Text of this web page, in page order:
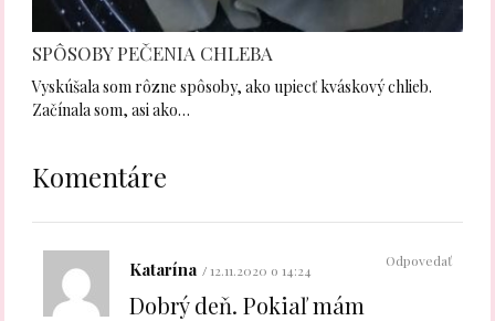
SPÔSOBY PEČENIA CHLEBA
Vyskúšala som rôzne spôsoby, ako upiecť kváskový chlieb.
Začínala som, asi ako…
Komentáre
Katarína 12.11.2020 o 14:24
Dobrý deň. Pokiaľ mám
Odpovedať